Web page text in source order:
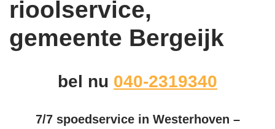
rioolservice,
gemeente Bergeijk
bel nu 040-2319340
7/7 spoedservice in Westerhoven –